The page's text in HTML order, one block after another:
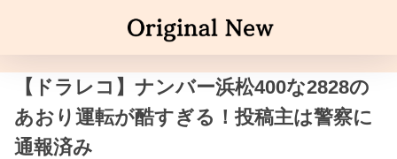
【ドラレコ】ナンバー浜松400な2828の
あおり運転が酷すぎる！投稿主は警察に
通報済み